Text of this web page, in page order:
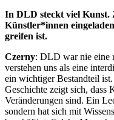
In DLD steckt viel Kunst.
Künstler*innen
greifen ist.
Czerny: DLD war nie eine
verstehen uns als eine
ein wichtiger Bestandteil
Geschichte zeigt sich, dass
Veränderungen sind. Ein
sondern hat sich mit